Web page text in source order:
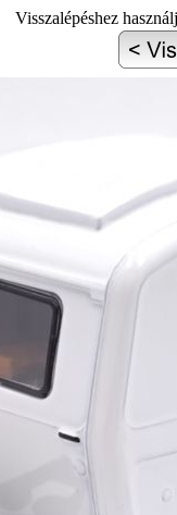
Visszalépéshez